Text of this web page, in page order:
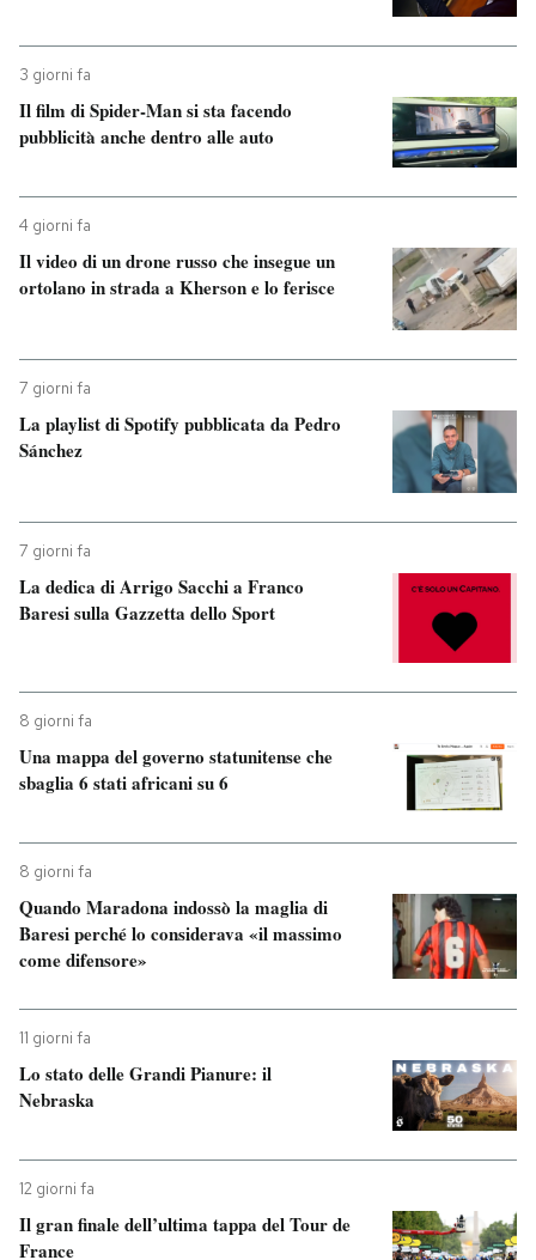
3 giorni fa
Il film di Spider-Man si sta facendo
pubblicità anche dentro alle auto
4 giorni fa
Il video di un drone russo che insegue un
ortolano in strada a Kherson e lo ferisce
7 giorni fa
La playlist di Spotify pubblicata da Pedro
Sánchez
7 giorni fa
La dedica di Arrigo Sacchi a Franco
Baresi sulla Gazzetta dello Sport
8 giorni fa
Una mappa del governo statunitense che
sbaglia 6 stati africani su 6
8 giorni fa
Quando Maradona indossò la maglia di
Baresi perché lo considerava «il massimo
come difensore»
11 giorni fa
Lo stato delle Grandi Pianure: il
Nebraska
12 giorni fa
Il gran finale dell’ultima tappa del Tour de
France